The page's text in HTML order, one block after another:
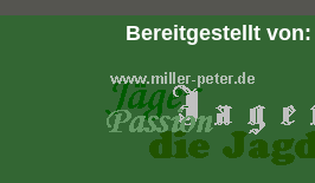
Bereitgestellt von: